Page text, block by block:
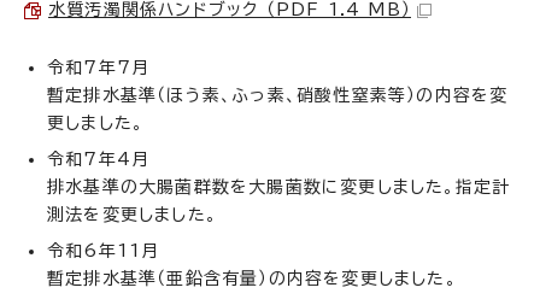
水質汚濁関係ハンドブック （PDF 1.4 MB）
令和7年7月
暫定排水基準（ほう素、ふっ素、硝酸性窒素等）の内容を変
更しました。
令和7年4月
排水基準の大腸菌群数を大腸菌数に変更しました。指定計
測法を変更しました。
令和6年11月
暫定排水基準（亜鉛含有量）の内容を変更しました。